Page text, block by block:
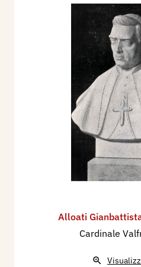
Alloati
Cardinale